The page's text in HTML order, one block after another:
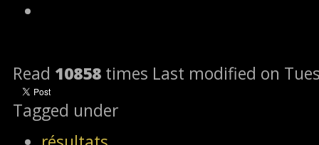
Read 10858 times Last modified on
Tagged under